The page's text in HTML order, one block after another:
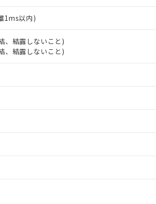
1ms以内)
、結露しないこと)
、結露しないこと)